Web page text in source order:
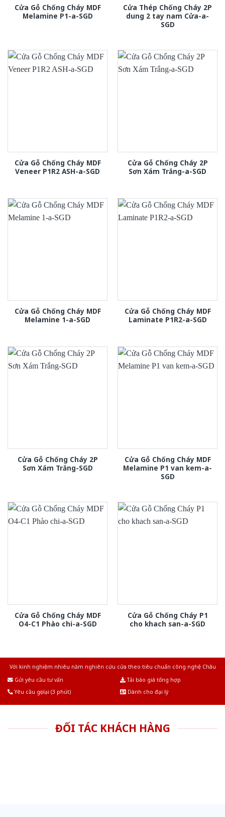
Cửa Gỗ Chống Cháy MDF
Melamine P1-a-SGD
Cửa Thép Chống Cháy 2P
dung 2 tay nam Cửa-a-
SGD
Cửa Gỗ Chống Cháy MDF
Veneer P1R2 ASH-a-SGD
Cửa Gỗ Chống Cháy 2P
Sơn Xám Trắng-a-SGD
Cửa Gỗ Chống Cháy MDF
Melamine 1-a-SGD
Cửa Gỗ Chống Cháy MDF
Laminate P1R2-a-SGD
Cửa Gỗ Chống Cháy 2P
Sơn Xám Trắng-SGD
Cửa Gỗ Chống Cháy MDF
Melamine P1 van kem-a-
SGD
Cửa Gỗ Chống Cháy MDF
O4-C1 Phào chi-a-SGD
Cửa Gỗ Chống Cháy P1
cho khach san-a-SGD
Với kinh nghiệm nhiêu năm nghiên cứu cửa theo tiêu chuẩn công nghệ Châu
Gửi yêu cầu tư vấn
Tải báo giá tổng hợp
Yêu cầu gọi lại (3 phút)
Dành cho đại lý
ĐỐI TÁC KHÁCH HÀNG